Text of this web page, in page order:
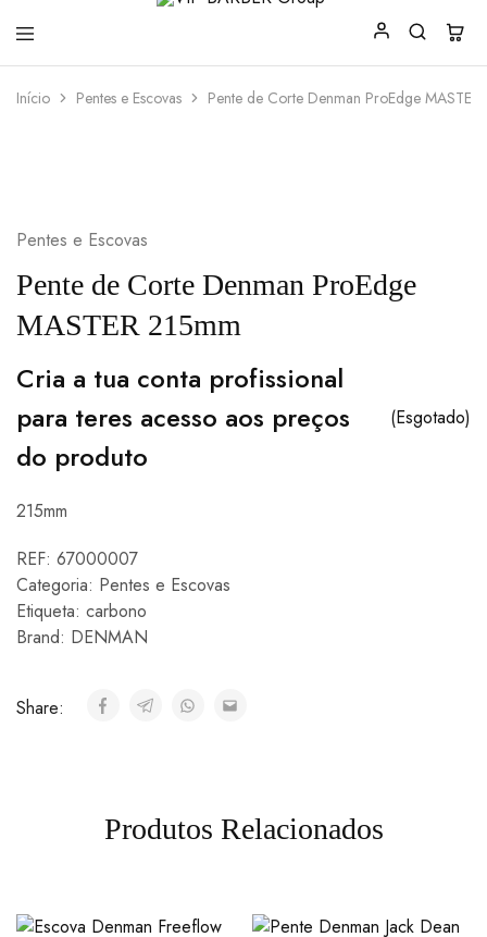
BARBER
para
Início Pentes e Escovas Pente de Corte Denman ProEdge MASTER
Pentes e Escovas
Pente de Corte Denman ProEdge
MASTER 215mm
Cria a tua conta profissional
para teres acesso aos preços
do produto
(Esgotado)
215mm
REF: 67000007
Categoria: Pentes e Escovas
Etiqueta: carbono
Brand: DENMAN
Share:
Produtos Relacionados